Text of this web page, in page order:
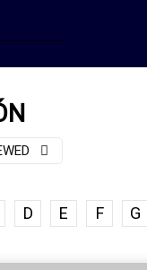
D E F G